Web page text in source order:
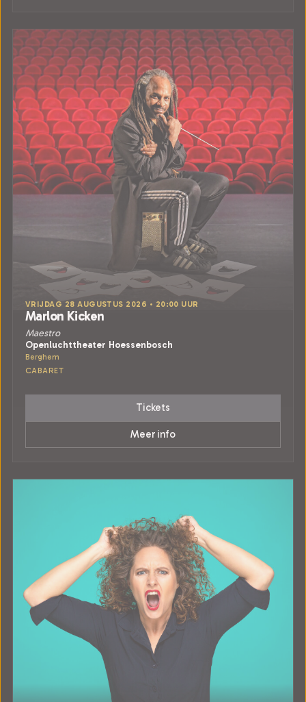
VRIJDAG 28 AUGUSTUS 2026 • 20:00 UUR
Marlon Kicken
Maestro
Openluchttheater Hoessenbosch
Berghem
CABARET
Tickets
Meer info